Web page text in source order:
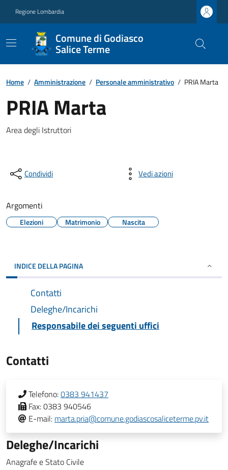
Regione Lombardia
Comune di Godiasco
Salice Terme
Home / Amministrazione / Personale amministrativo / PRIA Marta
PRIA Marta
Area degli Istruttori
Condividi Vedi azioni
Argomenti
Elezioni Matrimonio Nascita
INDICE DELLA PAGINA
Contatti
Deleghe/Incarichi
Responsabile dei seguenti uffici
Contatti
Telefono:0383 941437
Fax:0383 940546
E-mail: marta.pria@comune.godiascosaliceterme.pv.it
Deleghe/Incarichi
Anagrafe e Stato Civile